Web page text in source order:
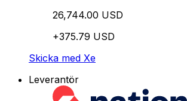
26,744.00 USD
+375.79 USD
Skicka med Xe
Leverantör